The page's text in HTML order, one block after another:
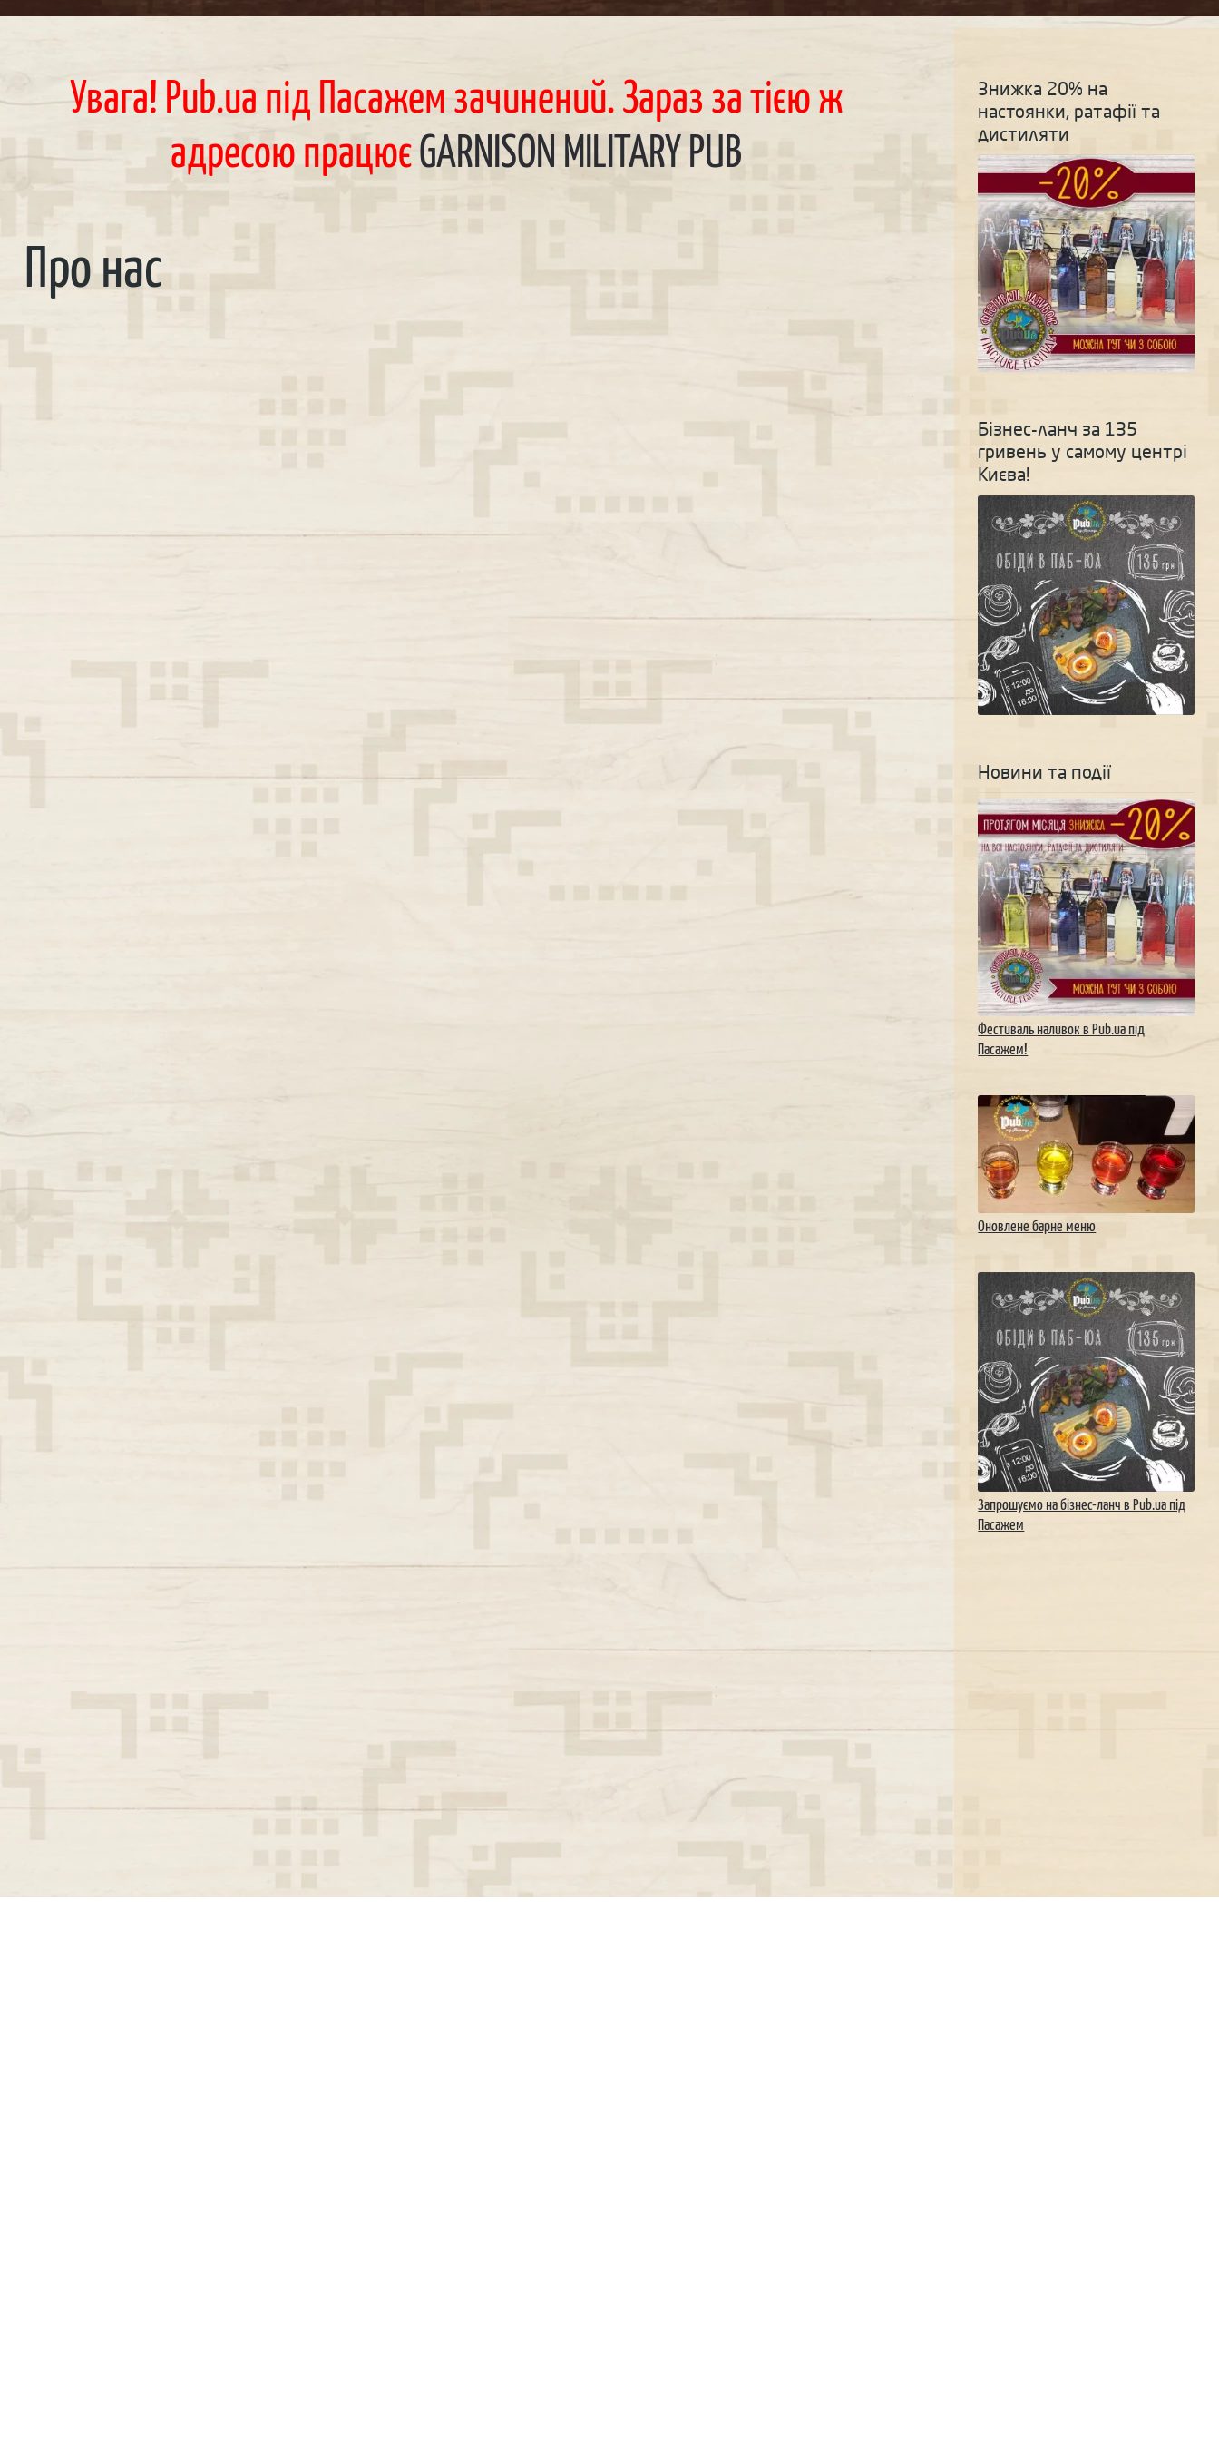
Увага! Pub.ua під Пасажем зачинений. Зараз за тією ж
адресою працюєGARNISON MILITARY PUB
Про нас
Знижка 20% на
настоянки, ратафії та
дистиляти
Бізнес-ланч за 135
гривень у самому центрі
Києва!
Новини та події
Фестиваль наливок в Pub.ua під
Пасажем!
Оновлене барне меню
Запрошуємо на бізнес-ланч в Pub.ua під
Пасажем